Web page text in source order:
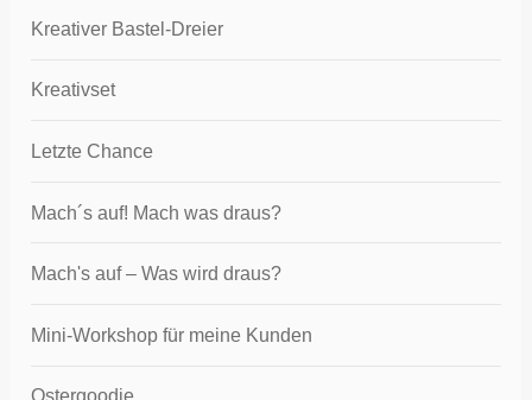
Kreativer Bastel-Dreier
Kreativset
Letzte Chance
Mach´s auf! Mach was draus?
Mach's auf – Was wird draus?
Mini-Workshop für meine Kunden